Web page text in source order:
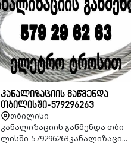
კანალიზაციის გაწმენდა
თბილისში-579296263
თბილისი
კანალიზაციის გაწმენდა თბი
ლისში-579296263კანალიზაცი...